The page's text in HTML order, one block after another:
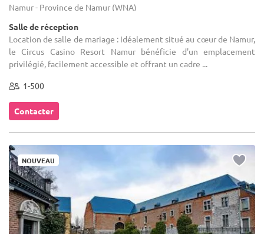
Namur - Province de Namur (WNA)
Salle de réception
Location de salle de mariage : Idéalement situé au cœur de Namur,
le Circus Casino Resort Namur bénéficie d'un emplacement
privilégié, facilement accessible et offrant un cadre ...
1-500
Contacter
NOUVEAU